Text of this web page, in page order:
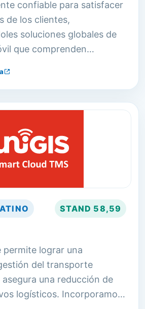
confiable para satisfacer
de los clientes,
soluciones globales de
que comprenden
servicios profesionales
STAND 58,59
permite lograr una
del transporte
una reducción de
logísticos. Incorporamos